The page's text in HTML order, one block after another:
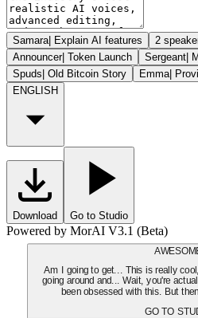
Samara| Explain AI features 2
Announcer| Token Launch Sergeant|
Spuds| Old Bitcoin Story Emma|
ENGLISH
Download Go to Studio
Powered by MorAI V3.1 (Beta)
Am I going to get... This is really
going around and... Wait, you're
been obsessed with this. But
GO TO